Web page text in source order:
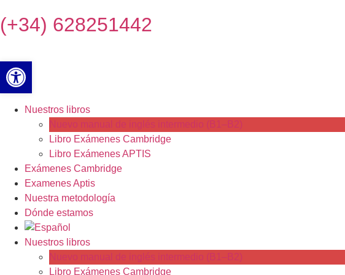
(+34) 628251442
Nuestros libros
Nuevo manual de inglés intermedio (B1–B2)
Libro Exámenes Cambridge
Libro Exámenes APTIS
Exámenes Cambridge
Examenes Aptis
Nuestra metodología
Dónde estamos
Nuestros libros
Nuevo manual de inglés intermedio (B1–B2)
Libro Exámenes Cambridge
Abrir barra de herramientas